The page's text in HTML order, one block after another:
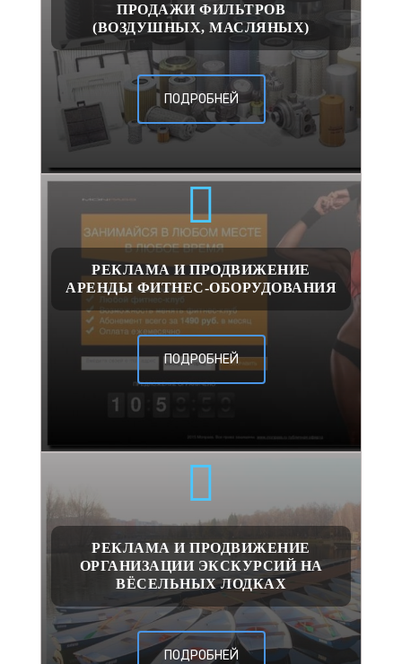
ПРОДАЖИ ФИЛЬТРОВ
(ВОЗДУШНЫХ, МАСЛЯНЫХ)
ПОДРОБНЕЙ
РЕКЛАМА И ПРОДВИЖЕНИЕ
АРЕНДЫ ФИТНЕС-ОБОРУДОВАНИЯ
ПОДРОБНЕЙ
РЕКЛАМА И ПРОДВИЖЕНИЕ
ОРГАНИЗАЦИИ ЭКСКУРСИЙ НА
ВЁСЕЛЬНЫХ ЛОДКАХ
ПОДРОБНЕЙ